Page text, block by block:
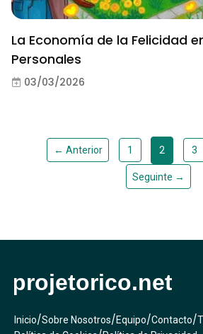
La Economía de la Felicidad
Personales
03/03/2026
← Anterior 1 2 3
Seguinte →
Inicio/Sobre Nosotros/Equipo/Contacto/